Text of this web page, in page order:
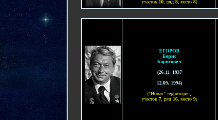
участок 10, ряд 8, место 8)
ЕГОРОВ
Борис
Борисович
(26.11. 1937
-
12.09. 1994)
("Новая" территория,
участок 7, ряд 16, место 9)